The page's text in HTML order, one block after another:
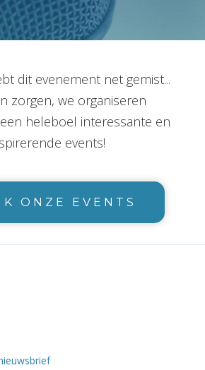
dit evenement net gemist...
zorgen, we organiseren
heleboel interessante en
events!
ONZE EVENTS